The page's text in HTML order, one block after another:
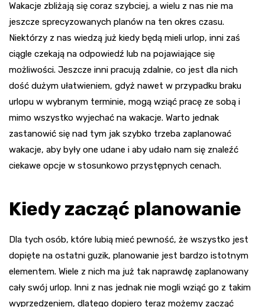
Wakacje zbliżają się coraz szybciej, a wielu z nas nie ma
jeszcze sprecyzowanych planów na ten okres czasu.
Niektórzy z nas wiedzą już kiedy będą mieli urlop, inni zaś
ciągle czekają na odpowiedź lub na pojawiające się
możliwości. Jeszcze inni pracują zdalnie, co jest dla nich
dość dużym ułatwieniem, gdyż nawet w przypadku braku
urlopu w wybranym terminie, mogą wziąć pracę ze sobą i
mimo wszystko wyjechać na wakacje. Warto jednak
zastanowić się nad tym jak szybko trzeba zaplanować
wakacje, aby były one udane i aby udało nam się znaleźć
ciekawe opcje w stosunkowo przystępnych cenach.
Kiedy zacząć planowanie
Dla tych osób, które lubią mieć pewność, że wszystko jest
dopięte na ostatni guzik, planowanie jest bardzo istotnym
elementem. Wiele z nich ma już tak naprawdę zaplanowany
cały swój urlop. Inni z nas jednak nie mogli wziąć go z takim
wyprzedzeniem, dlatego dopiero teraz możemy zacząć